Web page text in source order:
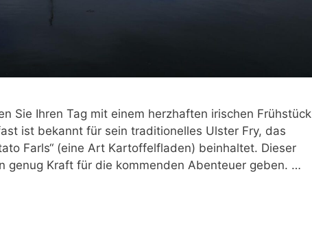
Sie Ihren Tag mit einem herzhaften irischen Frühstück
ist bekannt für sein traditionelles Ulster Fry, das
Farls“ (eine Art Kartoffelfladen) beinhaltet. Dieser
genug Kraft für die kommenden Abenteuer geben. …